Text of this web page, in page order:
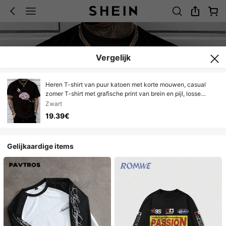
Vergelijk
Heren T-shirt van puur katoen met korte mouwen, casual
zomer T-shirt met grafische print van brein en pijl, losse
pasvorm
Zwart
19.39€
Gelijkaardige items